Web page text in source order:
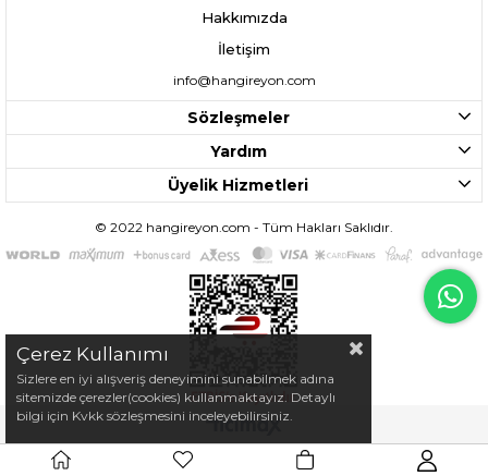
Hakkımızda
İletişim
info@hangireyon.com
Sözleşmeler
Yardım
Üyelik Hizmetleri
© 2022 hangireyon.com - Tüm Hakları Saklıdır.
Çerez Kullanımı
Sizlere en iyi alışveriş deneyimini sunabilmek adına
sitemizde çerezler(cookies) kullanmaktayız. Detaylı
bilgi için Kvkk sözleşmesini inceleyebilirsiniz.